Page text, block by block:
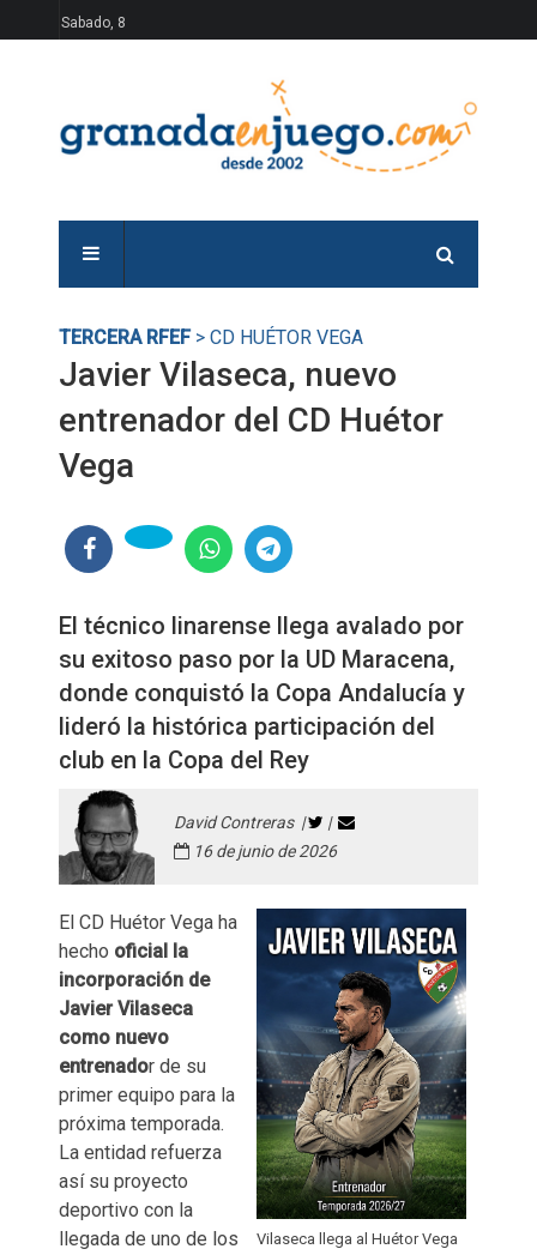
Sabado, 8
TERCERA RFEF> CD HUÉTOR VEGA
Javier Vilaseca, nuevo
entrenador del CD Huétor
Vega
El técnico linarense llega avalado por
su exitoso paso por la UD Maracena,
donde conquistó la Copa Andalucía y
lideró la histórica participación del
club en la Copa del Rey
David Contreras |
|
16 de junio de 2026
Vilaseca llega al Huétor Vega
El CD Huétor Vega ha
hecho oficial la
incorporación de
Javier Vilaseca
como nuevo
entrenador de su
primer equipo para la
próxima temporada.
La entidad refuerza
así su proyecto
deportivo con la
llegada de uno de los